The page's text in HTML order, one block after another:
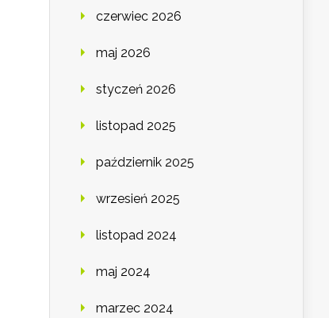
czerwiec 2026
maj 2026
styczeń 2026
listopad 2025
październik 2025
wrzesień 2025
listopad 2024
maj 2024
marzec 2024